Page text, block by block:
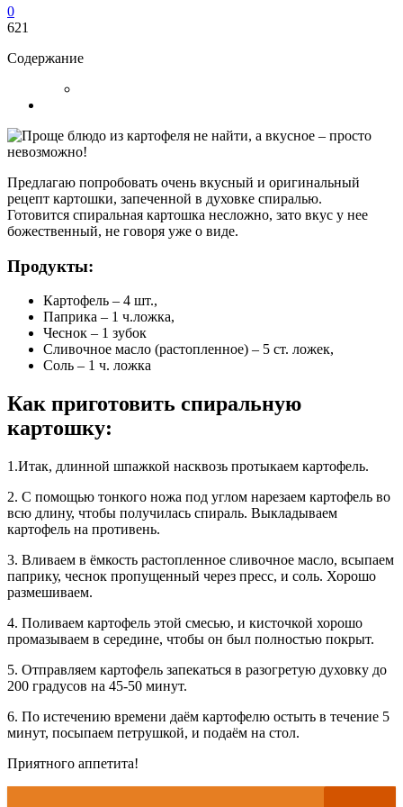
0
621
Содержание
Предлагаю попробовать очень вкусный и оригинальный
рецепт картошки, запеченной в духовке спиралью.
Готовится спиральная картошка несложно, зато вкус у нее
божественный, не говоря уже о виде.
Продукты:
Картофель – 4 шт.,
Паприка – 1 ч.ложка,
Чеснок – 1 зубок
Сливочное масло (растопленное) – 5 ст. ложек,
Соль – 1 ч. ложка
Как приготовить спиральную
картошку:
1.Итак, длинной шпажкой насквозь протыкаем картофель.
2. С помощью тонкого ножа под углом нарезаем картофель во
всю длину, чтобы получилась спираль. Выкладываем
картофель на противень.
3. Вливаем в ёмкость растопленное сливочное масло, всыпаем
паприку, чеснок пропущенный через пресс, и соль. Хорошо
размешиваем.
4. Поливаем картофель этой смесью, и кисточкой хорошо
промазываем в середине, чтобы он был полностью покрыт.
5. Отправляем картофель запекаться в разогретую духовку до
200 градусов на 45-50 минут.
6. По истечению времени даём картофелю остыть в течение 5
минут, посыпаем петрушкой, и подаём на стол.
Приятного аппетита!